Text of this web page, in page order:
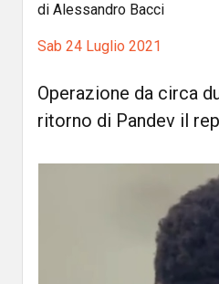
di Alessandro Bacci
Sab 24 Luglio 2021
Operazione da circa
ritorno di Pandev il